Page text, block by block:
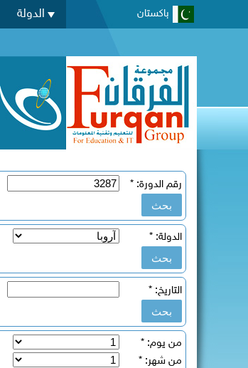
الدولة باكستان
رقم الدورة: *
الدولة: *
التاريخ: *
من يوم: *
من شهر: *